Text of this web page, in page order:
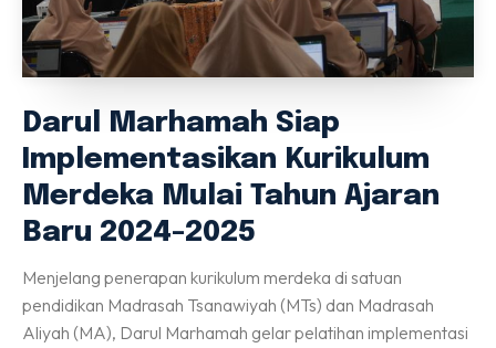
Download
DAFTAR
Darul Marhamah Siap
Implementasikan Kurikulum
Merdeka Mulai Tahun Ajaran
Baru 2024-2025
Menjelang penerapan kurikulum merdeka di satuan
pendidikan Madrasah Tsanawiyah (MTs) dan Madrasah
Aliyah (MA), Darul Marhamah gelar pelatihan implementasi